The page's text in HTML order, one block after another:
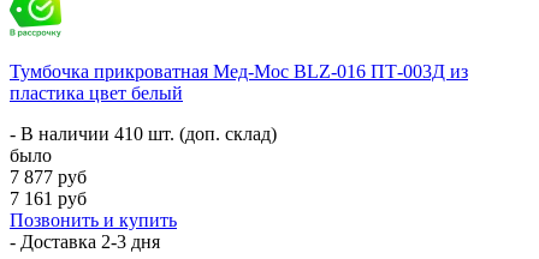
Тумбочка прикроватная Мед-Мос BLZ-016 ПТ-003Д из
пластика цвет белый
- В наличии 410 шт. (доп. склад)
было
7 877 руб
7 161 руб
Позвонить и купить
- Доставка 2-3 дня